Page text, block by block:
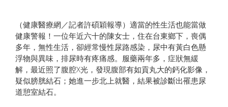
（健康醫療網／記者許碩穎報導）適當的性生活也能當做
健康警報！一位年近六十的陳女士，住在台東鄉下，喪偶
多年，無性生活，卻經常慢性尿路感染，尿中有黃白色懸
浮物與異味，排尿時有疼痛感。服藥兩年多，症狀無緩
解，最近照了腹腔X光，發現腹部有如貢丸大的鈣化影像，
疑似膀胱結石；她進一步北上就醫，結果被診斷出罹患尿
道憩室結石。